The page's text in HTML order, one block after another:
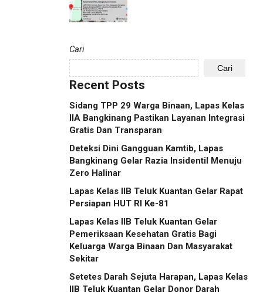
Cari
Cari
Recent Posts
Sidang TPP 29 Warga Binaan, Lapas Kelas
IIA Bangkinang Pastikan Layanan Integrasi
Gratis Dan Transparan
Deteksi Dini Gangguan Kamtib, Lapas
Bangkinang Gelar Razia Insidentil Menuju
Zero Halinar
Lapas Kelas IIB Teluk Kuantan Gelar Rapat
Persiapan HUT RI Ke-81
Lapas Kelas IIB Teluk Kuantan Gelar
Pemeriksaan Kesehatan Gratis Bagi
Keluarga Warga Binaan Dan Masyarakat
Sekitar
Setetes Darah Sejuta Harapan, Lapas Kelas
IIB Teluk Kuantan Gelar Donor Darah